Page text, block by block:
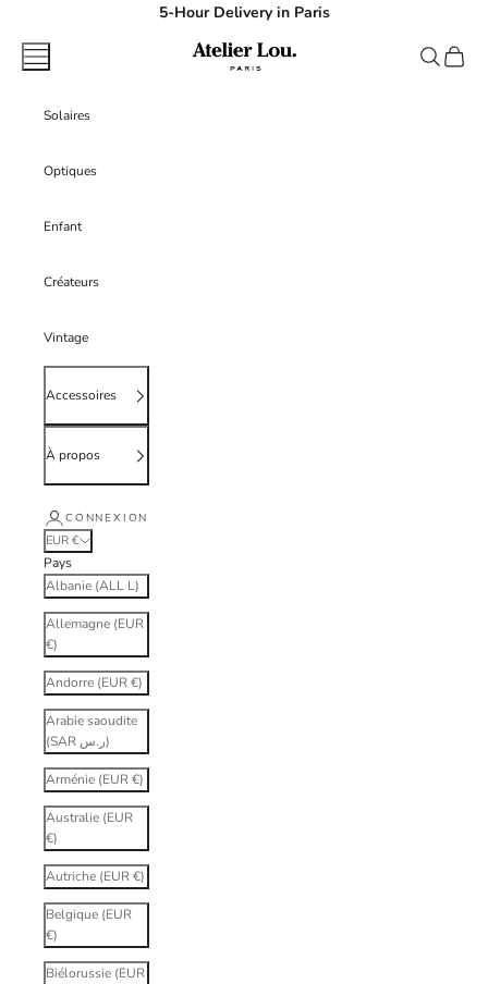
5-Hour Delivery in Paris
atelierlouparis
Menu Recherche
Panier
Solaires
Optiques
Enfant
Créateurs
Vintage
Accessoires
À propos
CONNEXION
EUR €
Pays
Albanie (ALL L)
Allemagne (EUR
€)
Andorre (EUR €)
Arabie saoudite
(SAR ر.س)
Arménie (EUR €)
Australie (EUR
€)
Autriche (EUR €)
Belgique (EUR
€)
Biélorussie (EUR